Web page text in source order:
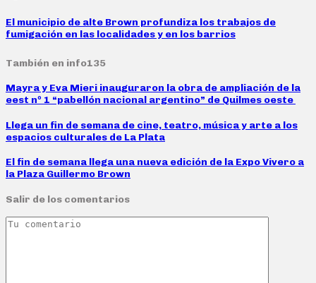
El municipio de alte Brown profundiza los trabajos de
fumigación en las localidades y en los barrios
También en info135
Mayra y Eva Mieri inauguraron la obra de ampliación de la
eest nº 1 “pabellón nacional argentino” de Quilmes oeste
Llega un fin de semana de cine, teatro, música y arte a los
espacios culturales de La Plata
El fin de semana llega una nueva edición de la Expo Vivero a
la Plaza Guillermo Brown
Salir de los comentarios